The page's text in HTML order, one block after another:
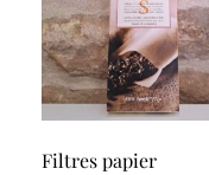
Filtres papier